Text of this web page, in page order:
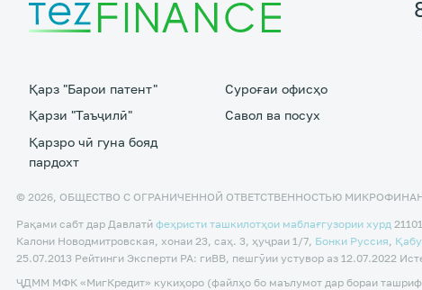
Қарз "Барои патент"
Қарзи "Таъҷилӣ"
Қарзро чӣ гуна бояд
пардохт
Суроғаи офисҳо
Савол ва посух
© 2026, ОБЩЕСТВО С ОГРАНИЧЕННОЙ ОТВЕТСТВЕННОСТЬЮ
Рақами сабт дар Давлатӣ феҳристи ташкилотҳои маблағгузории хурд
Калони Новодмитровская, хонаи 23, саҳ. 3, ҳуҷраи 1/7, Бонки Русcия,
25.07.2013 Рейтинги Эксперти РА: гиВВ, пешгӯии устувор аз 12.07.2022
ҶДММ МФК «МигКредит» кукиҳоро (файлҳо бо маълумот дар бораи